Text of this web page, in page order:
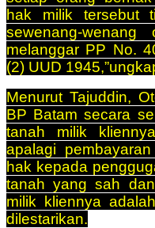
hak milik tersebut
sewenang-
melanggar PP No.
(2) UUD
Menurut Tajuddin,
BP Batam secara
tanah milik
apalagi
hak kepada
tanah yang sah
milik kliennya
dilestarikan.